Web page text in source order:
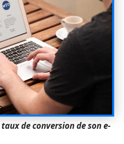
de conversion de son e-